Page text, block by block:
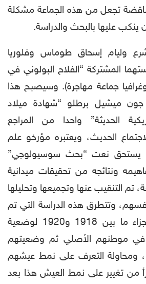
تجعل من هذه الجماعة مشكلة
عليها بالبحث والدراسة.
سيشرع وليام إسحاق طوماس وفلوریا
المشتركة “الفلاح البولوني في
جماعة مهاجرة). وسيصبح هذا
جون میشیل برطلو “شهادة ميلاد
الحديثة” واحدا من المراجع
الحديث، ويعتبره مؤرخو علم
يستحق نعت “بحث سوسيولوجي”
ونتائجه من تحقيقات ميدانية
تم التنقيب عنها وتجميعها وتحليلها
وتتطرق هذه الدراسة التي تم
نشرها في خمسة أجزاء ما بين 1918 و1920 لوضعية
في موطنهم الأصلي ثم وضعيتهم
ومحاولة التعرف على نمط عيشهم
من تغيير على نمط العيش هذا بعد